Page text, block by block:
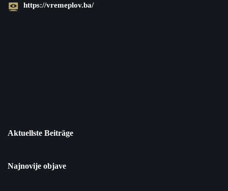
https://vremeplov.ba/
Aktuellste Beiträge
Najnovije objave